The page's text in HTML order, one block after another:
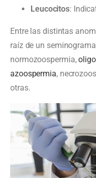
Leucocitos:
Entre las distintas
raíz de un
normozoospermia,
azoospermia,
otras.